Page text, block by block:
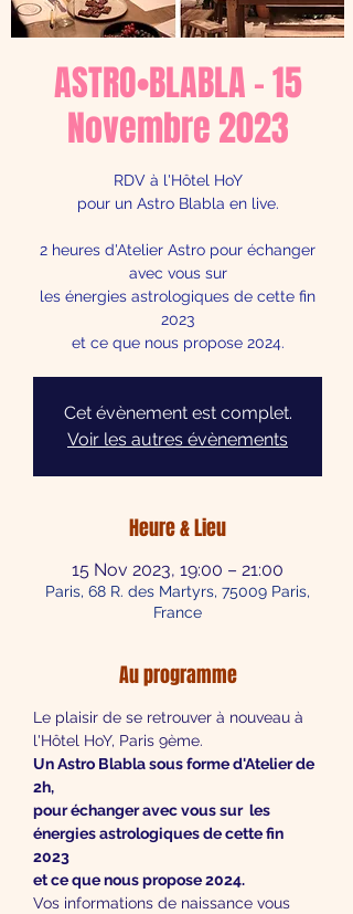
ASTRO•BLABLA - 15
Novembre 2023
RDV à l'Hôtel HoY
pour un Astro Blabla en live.
2 heures d'Atelier Astro pour échanger
avec vous sur
les énergies astrologiques de cette fin
2023
et ce que nous propose 2024.
Cet évènement est complet.
Voir les autres évènements
Heure & Lieu
15 Nov 2023, 19:00 – 21:00
Paris, 68 R. des Martyrs, 75009 Paris,
France
Au programme
Le plaisir de se retrouver à nouveau à
l'Hôtel HoY, Paris 9ème.
Un Astro Blabla sous forme d'Atelier de
2h,
pour échanger avec vous sur  les
énergies astrologiques de cette fin
2023
et ce que nous propose 2024.
Vos informations de naissance vous